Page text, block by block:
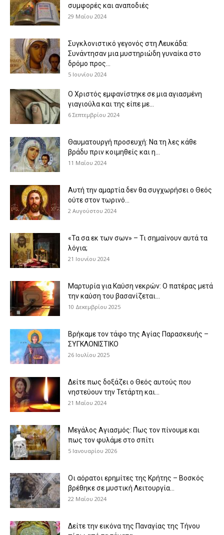
συμφορές και αναποδιές
29 Μαΐου 2024
Συγκλονιστικό γεγονός στη Λευκάδα:
Συνάντησαν μια μυστηριώδη γυναίκα στο
δρόμο προς...
5 Ιουνίου 2024
Ο Χριστός εμφανίστηκε σε μια αγιασμένη
γιαγιούλα και της είπε με...
6 Σεπτεμβρίου 2024
Θαυματουργή προσευχή: Να τη λες κάθε
βράδυ πριν κοιμηθείς και η...
11 Μαΐου 2024
Αυτή την αμαρτία δεν θα συγχωρήσει ο Θεός
ούτε στον τωρινό...
2 Αυγούστου 2024
«Τα σα εκ των σων» – Τι σημαίνουν αυτά τα
λόγια;
21 Ιουνίου 2024
Μαρτυρία για Καύση νεκρών: Ο πατέρας μετά
την καύση του βασανίζεται...
10 Δεκεμβρίου 2025
Βρήκαμε τον τάφο της Αγίας Παρασκευής –
ΣΥΓΚΛΟΝΙΣΤΙΚΟ
26 Ιουλίου 2025
Δείτε πως δοξάζει ο Θεός αυτούς που
νηστεύουν την Τετάρτη και...
21 Μαΐου 2024
Μεγάλος Αγιασμός: Πως τον πίνουμε και
πως τον φυλάμε στο σπίτι
5 Ιανουαρίου 2026
Οι αόρατοι ερημίτες της Κρήτης – Βοσκός
βρέθηκε σε μυστική Λειτουργία...
22 Μαΐου 2024
Δείτε την εικόνα της Παναγίας της Τήνου